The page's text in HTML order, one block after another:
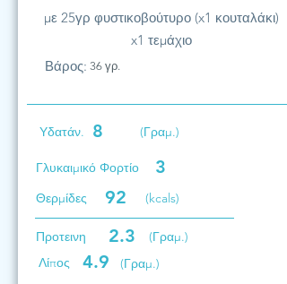
με 25γρ φυστικοβούτυρο (x1 κουταλάκι)
x1 τεμάχιο
Βάρος: 36 γρ.
Υδατάν. 8 (Γραμ.)
Γλυκαιμικό Φορτίο 3
Θερμίδες 92 (kcals)
Προτεινη 2.3
(Γραμ.)
Λίπος
4.9 (Γραμ.)